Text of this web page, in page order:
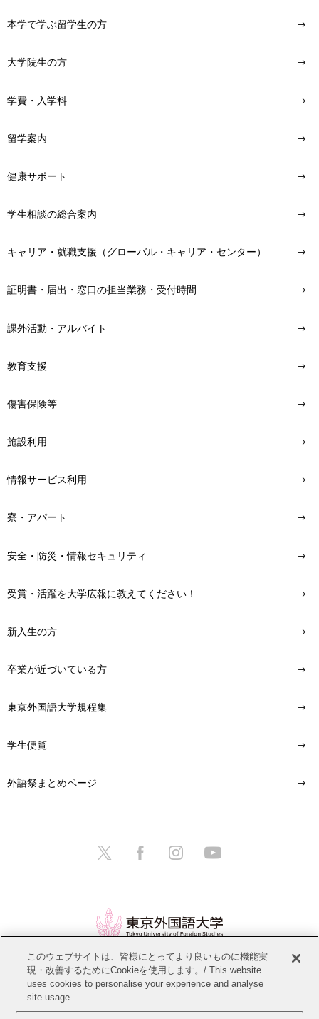
本学で学ぶ留学生の方
大学院生の方
学費・入学料
留学案内
健康サポート
学生相談の総合案内
キャリア・就職支援（グローバル・キャリア・センター）
証明書・届出・窓口の担当業務・受付時間
課外活動・アルバイト
教育支援
傷害保険等
施設利用
情報サービス利用
寮・アパート
安全・防災・情報セキュリティ
受賞・活躍を大学広報に教えてください！
新入生の方
卒業が近づいている方
東京外国語大学規程集
学生便覧
外語祭まとめページ
情報公開 教職員募集 このサイトについて
このウェブサイトは、皆様にとってより良いものに機能実
現・改善するためにCookieを使用します。/ This website
uses cookies to personalise your experience and analyse
site usage.